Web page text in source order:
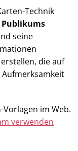
Technik
Publikums
seine
die auf
im Web.
verwenden